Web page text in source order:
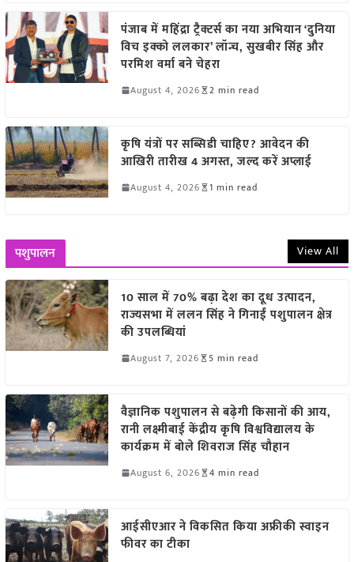
पंजाब में महिंद्रा ट्रैक्टर्स का नया अभियान ‘दुनिया
विच इक्को ललकार’ लॉन्च, सुखबीर सिंह और
परमिश वर्मा बने चेहरा
August 4, 2026 2 min read
कृषि यंत्रों पर सब्सिडी चाहिए? आवेदन की
आखिरी तारीख 4 अगस्त, जल्द करें अप्लाई
August 4, 2026 1 min read
पशुपालन View All
10 साल में 70% बढ़ा देश का दूध उत्पादन,
राज्यसभा में ललन सिंह ने गिनाईं पशुपालन क्षेत्र
की उपलब्धियां
August 7, 2026 5 min read
वैज्ञानिक पशुपालन से बढ़ेगी किसानों की आय,
रानी लक्ष्मीबाई केंद्रीय कृषि विश्वविद्यालय के
कार्यक्रम में बोले शिवराज सिंह चौहान
August 6, 2026 4 min read
आईसीएआर ने विकसित किया अफ्रीकी स्वाइन
फीवर का टीका